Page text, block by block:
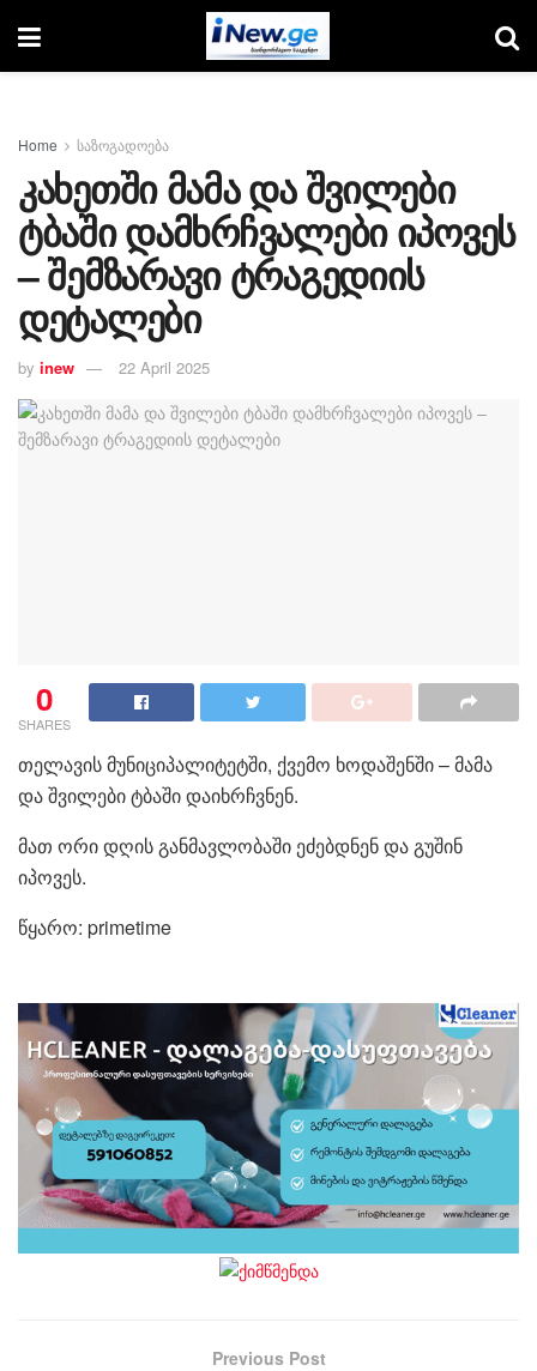
Home საზოგადოება
კახეთში მამა და შვილები
ტბაში დამხრჩვალები იპოვეს
– შემზარავი ტრაგედიის
დეტალები
by inew 22 April 2025
0
SHARES
თელავის მუნიციპალიტეტში, ქვემო ხოდაშენში – მამა
და შვილები ტბაში დაიხრჩვნენ.
მათ ორი დღის განმავლობაში ეძებდნენ და გუშინ
იპოვეს.
წყარო: primetime
Previous Post